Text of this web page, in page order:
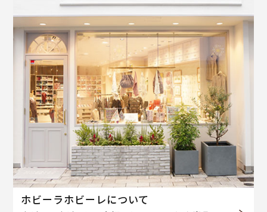
ホビーラホビーレについて